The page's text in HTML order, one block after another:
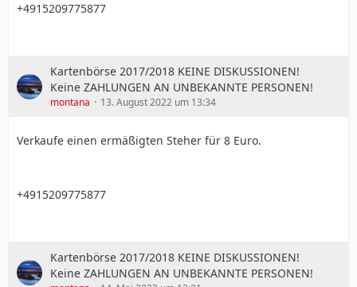
+4915209775877
Kartenbörse 2017/2018 KEINE DISKUSSIONEN!
Keine ZAHLUNGEN AN UNBEKANNTE PERSONEN!
montana 13. August 2022 um 13:34
Verkaufe einen ermäßigten Steher für 8 Euro.
+4915209775877
Kartenbörse 2017/2018 KEINE DISKUSSIONEN!
Keine ZAHLUNGEN AN UNBEKANNTE PERSONEN!